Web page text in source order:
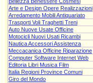
Arte e Design Opere Realizzazioni
Arredamento Mobili Antiquariato
Trasporti Voli Traghetti Treni
Auto Nuove Usate Officine
Motocicli Nuovi Usati Ricambi
Nautica Accessori Assistenza
Meccacanica Officine Riparazione
Computer Software Internet Web
Editoria Libri Musica Film
Italia Regioni Province Comuni
Giro del Mondo